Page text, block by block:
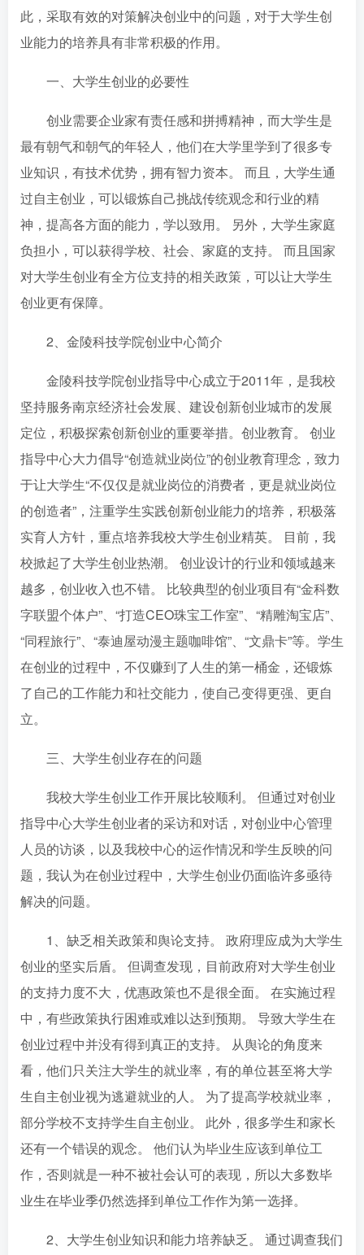
此，采取有效的对策解决创业中的问题，对于大学生创
业能力的培养具有非常积极的作用。
一、大学生创业的必要性
创业需要企业家有责任感和拼搏精神，而大学生是
最有朝气和朝气的年轻人，他们在大学里学到了很多专
业知识，有技术优势，拥有智力资本。 而且，大学生通
过自主创业，可以锻炼自己挑战传统观念和行业的精
神，提高各方面的能力，学以致用。 另外，大学生家庭
负担小，可以获得学校、社会、家庭的支持。 而且国家
对大学生创业有全方位支持的相关政策，可以让大学生
创业更有保障。
2、金陵科技学院创业中心简介
金陵科技学院创业指导中心成立于2011年，是我校
坚持服务南京经济社会发展、建设创新创业城市的发展
定位，积极探索创新创业的重要举措。创业教育。 创业
指导中心大力倡导“创造就业岗位”的创业教育理念，致力
于让大学生“不仅仅是就业岗位的消费者，更是就业岗位
的创造者”，注重学生实践创新创业能力的培养，积极落
实育人方针，重点培养我校大学生创业精英。 目前，我
校掀起了大学生创业热潮。 创业设计的行业和领域越来
越多，创业收入也不错。 比较典型的创业项目有“金科数
字联盟个体户”、“打造CEO珠宝工作室”、“精雕淘宝店”、
“同程旅行”、“泰迪屋动漫主题咖啡馆”、“文鼎卡”等。学生
在创业的过程中，不仅赚到了人生的第一桶金，还锻炼
了自己的工作能力和社交能力，使自己变得更强、更自
立。
三、大学生创业存在的问题
我校大学生创业工作开展比较顺利。 但通过对创业
指导中心大学生创业者的采访和对话，对创业中心管理
人员的访谈，以及我校中心的运作情况和学生反映的问
题，我认为在创业过程中，大学生创业仍面临许多亟待
解决的问题。
1、缺乏相关政策和舆论支持。 政府理应成为大学生
创业的坚实后盾。 但调查发现，目前政府对大学生创业
的支持力度不大，优惠政策也不是很全面。 在实施过程
中，有些政策执行困难或难以达到预期。 导致大学生在
创业过程中并没有得到真正的支持。 从舆论的角度来
看，他们只关注大学生的就业率，有的单位甚至将大学
生自主创业视为逃避就业的人。 为了提高学校就业率，
部分学校不支持学生自主创业。 此外，很多学生和家长
还有一个错误的观念。 他们认为毕业生应该到单位工
作，否则就是一种不被社会认可的表现，所以大多数毕
业生在毕业季仍然选择到单位工作作为第一选择。
2、大学生创业知识和能力培养缺乏。 通过调查我们